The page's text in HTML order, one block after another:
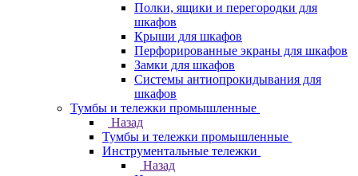
Полки, ящики и перегородки для
шкафов
Крыши для шкафов
Перфорированные экраны для шкафов
Замки для шкафов
Системы антиопрокидывания для
шкафов
Тумбы и тележки промышленные
Назад
Тумбы и тележки промышленные
Инструментальные тележки
Назад